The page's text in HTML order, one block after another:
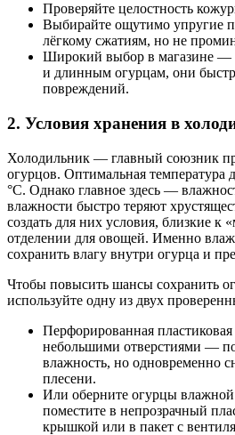
Проверяйте целостность
Выбирайте ощутимо упругие
лёгкому сжатиям, но не
Широкий выбор в магазине —
и длинным огурцам, они
повреждений.
2. Условия хранения в
Холодильник — главный союзник
огурцов. Оптимальная температура
°C. Однако главное здесь —
влажности быстро теряют
создать для них условия, близкие к
отделении для овощей. Именно
сохранить влагу внутри огурца и
Чтобы повысить шансы сохранить
используйте одну из двух
Перфорированная
небольшими отверстиями —
влажность, но одновременно
плесени.
Или оберните огурцы
поместите в непрозрачный
крышкой или в пакет с